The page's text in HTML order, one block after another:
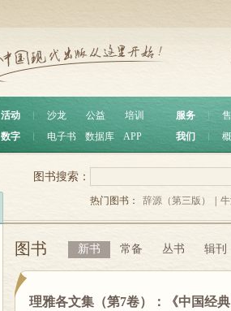
活动 沙龙 公益
培训
数字
电子书 数据库 APP
服务 ︱
我们
图书搜索：
热门图书： 辞源（第三版）
图书 新书 常备 丛书 辑刊
理雅各文集（第7卷）：《中国经